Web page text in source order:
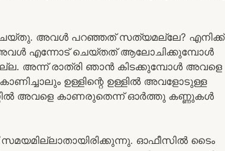
അവൾ പറഞ്ഞത് സത്യമല്ലേ? എനിക്ക്
എന്നോട് ചെയ്തത് ആലോചിക്കുമ്പോൾ
അന്ന് രാത്രി ഞാൻ കിടക്കുമ്പോൾ അവളെ
ഉള്ളിന്റെ ഉള്ളിൽ അവളോടുള്ള
അവളെ കാണരുതെന്ന് ഓർത്തു കണ്ണുകൾ
ഓഫീസിൽ ടൈം